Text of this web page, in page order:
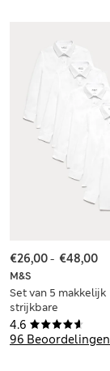
4.6
96 Beoordelingen
M&S
Set van 5 makkelijk
strijkbare
jongensoverhemden
met normale
€26,00- €48,00